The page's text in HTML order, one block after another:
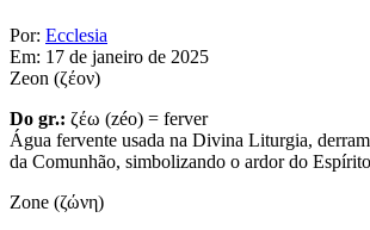
Por: Ecclesia
Em: 17 de janeiro de 2025
Zeon (ζέον)
Do gr.: ζέω (zéo) = ferver
Água fervente usada na Divina Liturgia,
da Comunhão, simbolizando o ardor do
Zone (ζώνη)